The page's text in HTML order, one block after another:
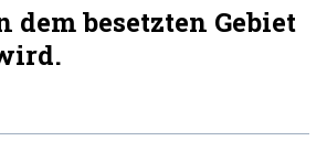
dem besetzten Gebiet